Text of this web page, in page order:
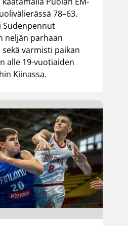
78–63.
Sudenpennut
neljän parhaan
varmisti paikan
alle 19-vuotiaiden
Kiinassa.